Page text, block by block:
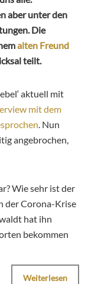
aber unter den
Die
alten Freund
teilt.
aktuell mit
mit dem
. Nun
angebrochen,
Wie sehr ist der
der Corona-Krise
hat ihn
bekommen
Weiterlesen